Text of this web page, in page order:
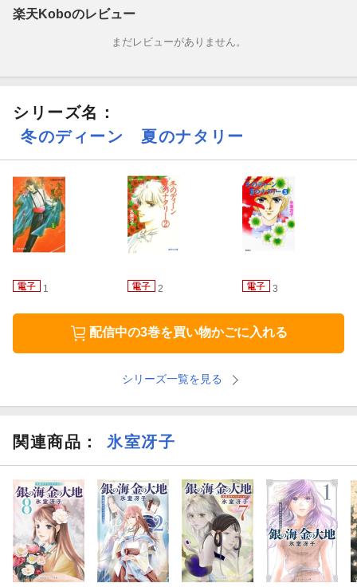
楽天Koboのレビュー
まだレビューがありません。
シリーズ名：
冬のディーン 夏のナタリー
1 2 3
配信中の3巻を買い物かごに入れる
シリーズ一覧を見る
関連商品 ： 氷室冴子